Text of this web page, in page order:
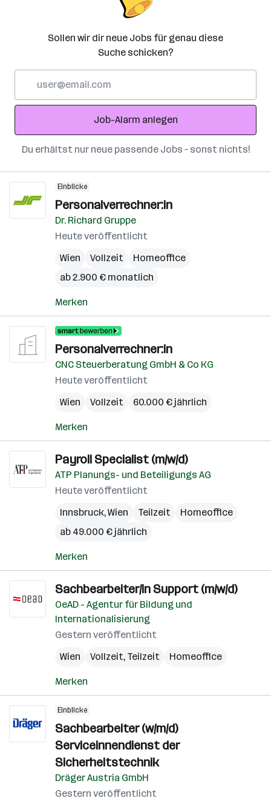
Sollen wir dir neue Jobs für genau diese
Suche schicken?
Adresse
Job-Alarm anlegen
Du erhältst nur neue passende Jobs – sonst nichts!
Einblicke
Personalverrechner:in
Dr. Richard Gruppe
Heute veröffentlicht
Wien
Vollzeit
Homeoffice
ab 2.900 € monatlich
Merken
Personalverrechner:in
CNC Steuerberatung GmbH & Co KG
Heute veröffentlicht
Wien
Vollzeit 60.000 € jährlich
Merken
Payroll Specialist (m/w/d)
ATP Planungs- und Beteiligungs AG
Heute veröffentlicht
Innsbruck,Wien Teilzeit
Homeoffice
ab 49.000 € jährlich
Merken
Sachbearbeiter/in Support (m/w/d)
OeAD - Agentur für Bildung und
Internationalisierung
Gestern veröffentlicht
Wien
Vollzeit, Teilzeit Homeoffice
Merken
Einblicke
Sachbearbeiter (w/m/d)
Serviceinnendienst der
Sicherheitstechnik
Dräger Austria GmbH
Gestern veröffentlicht